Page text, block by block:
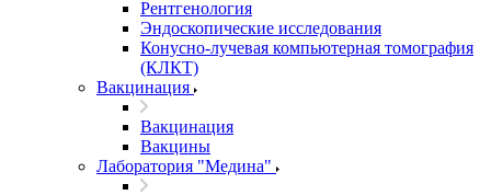
Рентгенология
Эндоскопические исследования
Конусно-лучевая компьютерная томография
(КЛКТ)
Вакцинация
Вакцинация
Вакцины
Лаборатория "Медина"